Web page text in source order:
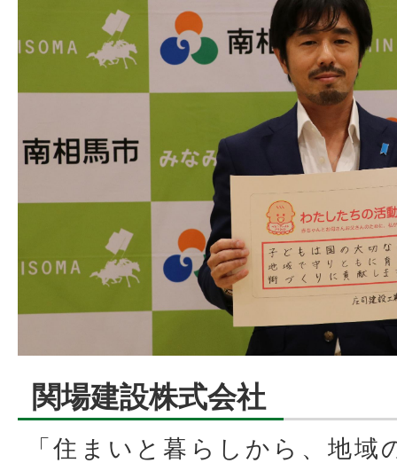
関場建設株式会社
「住まいと暮らしから、地域